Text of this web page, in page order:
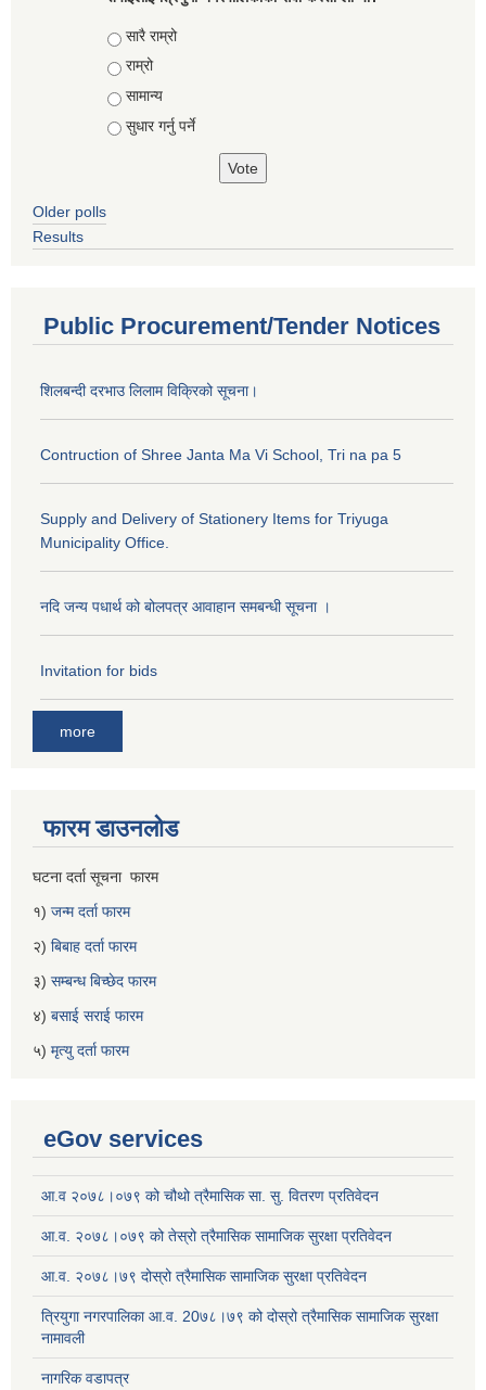
Choices
सारै राम्रो
राम्रो
सामान्य
सुधार गर्नु पर्ने
Older polls
Results
Public Procurement/Tender Notices
शिलबन्दी दरभाउ लिलाम विक्रिको सूचना।
Contruction of Shree Janta Ma Vi School, Tri na pa 5
Supply and Delivery of Stationery Items for Triyuga
Municipality Office.
नदि जन्य पधार्थ को बोलपत्र आवाहान समबन्धी सूचना ।
Invitation for bids
more
फारम डाउनलोड
घटना दर्ता सूचना फारम
१) जन्म दर्ता फारम
२) बिबाह दर्ता फारम
३) सम्बन्ध बिच्छेद फारम
४) बसाई सराई फारम
५) मृत्यु दर्ता फारम
eGov services
आ.व २०७८।०७९ को चौथो त्रैमासिक सा. सु. वितरण प्रतिवेदन
आ.व. २०७८।०७९ को तेस्रो त्रैमासिक सामाजिक सुरक्षा प्रतिवेदन
आ.व. २०७८।७९ दोस्रो त्रैमासिक सामाजिक सुरक्षा प्रतिवेदन
त्रियुगा नगरपालिका आ.व. 20७८।७९ को दोस्रो त्रैमासिक सामाजिक सुरक्षा
नामावली
नागरिक वडापत्र